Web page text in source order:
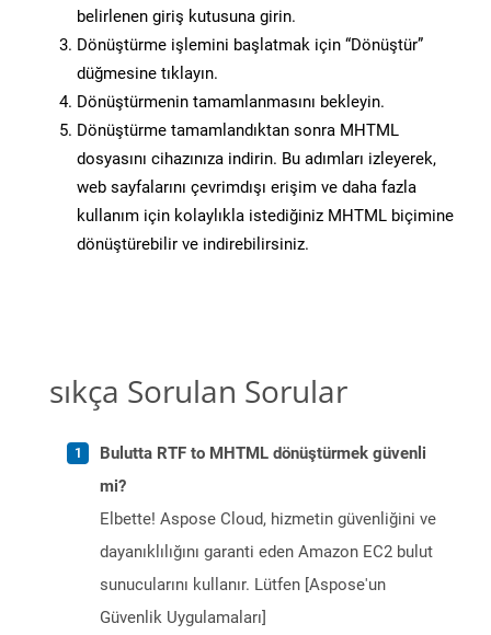
belirlenen giriş kutusuna girin.
Dönüştürme işlemini başlatmak için “Dönüştür”
düğmesine tıklayın.
Dönüştürmenin tamamlanmasını bekleyin.
Dönüştürme tamamlandıktan sonra MHTML
dosyasını cihazınıza indirin. Bu adımları izleyerek,
web sayfalarını çevrimdışı erişim ve daha fazla
kullanım için kolaylıkla istediğiniz MHTML biçimine
dönüştürebilir ve indirebilirsiniz.
sıkça Sorulan Sorular
Bulutta RTF to MHTML dönüştürmek güvenli
mi?
Elbette! Aspose Cloud, hizmetin güvenliğini ve
dayanıklılığını garanti eden Amazon EC2 bulut
sunucularını kullanır. Lütfen [Aspose'un
Güvenlik Uygulamaları]